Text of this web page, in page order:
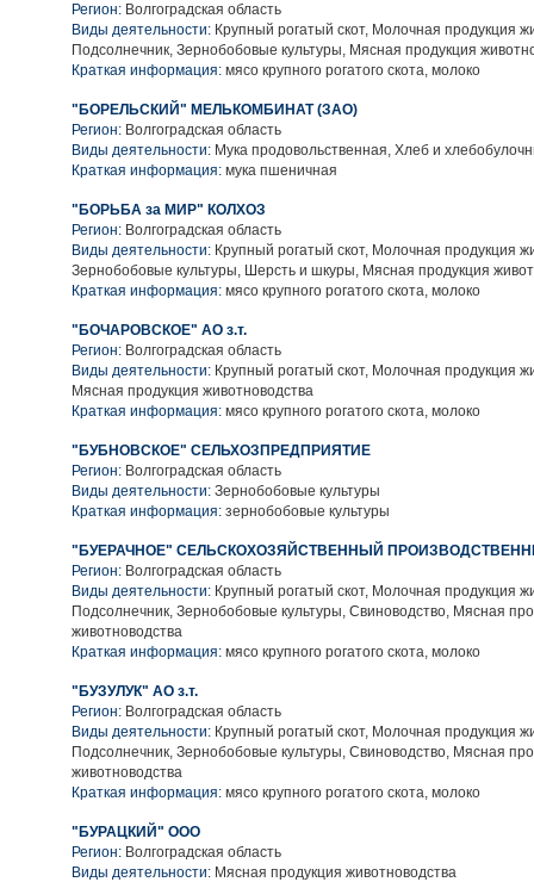
Регион: Волгоградская область
Виды деятельности: Крупный рогатый скот, Молочная продукция
Подсолнечник, Зернобобовые культуры, Мясная продукция
Краткая информация: мясо крупного рогатого скота, молоко
"БОРЕЛЬСКИЙ" МЕЛЬКОМБИНАТ (ЗАО)
Регион: Волгоградская область
Виды деятельности: Мука продовольственная, Хлеб и
Краткая информация: мука пшеничная
"БОРЬБА за МИР" КОЛХОЗ
Регион: Волгоградская область
Виды деятельности: Крупный рогатый скот, Молочная продукция
Зернобобовые культуры, Шерсть и шкуры, Мясная продукция
Краткая информация: мясо крупного рогатого скота, молоко
"БОЧАРОВСКОЕ" АО з.т.
Регион: Волгоградская область
Виды деятельности: Крупный рогатый скот, Молочная продукция
Мясная продукция животноводства
Краткая информация: мясо крупного рогатого скота, молоко
"БУБНОВСКОЕ" СЕЛЬХОЗПРЕДПРИЯТИЕ
Регион: Волгоградская область
Виды деятельности: Зернобобовые культуры
Краткая информация: зернобобовые культуры
"БУЕРАЧНОЕ" СЕЛЬСКОХОЗЯЙСТВЕННЫЙ
Регион: Волгоградская область
Виды деятельности: Крупный рогатый скот, Молочная продукция
Подсолнечник, Зернобобовые культуры, Свиноводство, Мясная
животноводства
Краткая информация: мясо крупного рогатого скота, молоко
"БУЗУЛУК" АО з.т.
Регион: Волгоградская область
Виды деятельности: Крупный рогатый скот, Молочная продукция
Подсолнечник, Зернобобовые культуры, Свиноводство, Мясная
животноводства
Краткая информация: мясо крупного рогатого скота, молоко
"БУРАЦКИЙ" ООО
Регион: Волгоградская область
Виды деятельности: Мясная продукция животноводства